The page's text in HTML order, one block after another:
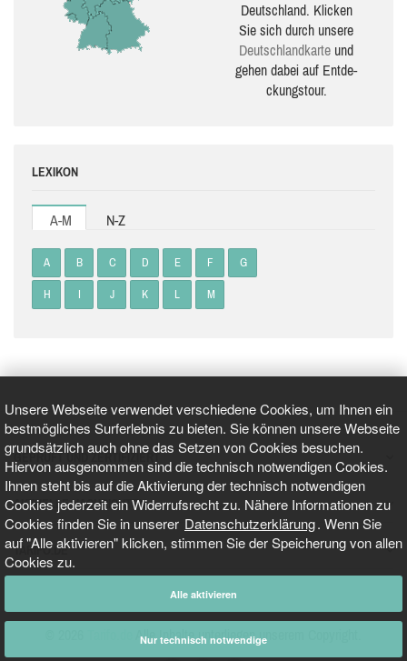
Unsere Webseite verwendet verschiedene Cookies, um Ihnen ein
bestmögliches Surferlebnis zu bieten. Sie können unsere Webseite
grundsätzlich auch ohne das Setzen von Cookies besuchen.
Hiervon ausgenommen sind die technisch notwendigen Cookies.
Ihnen steht bis auf die Aktivierung der technisch notwendigen
Cookies jederzeit ein Widerrufsrecht zu. Nähere Informationen zu
Cookies finden Sie in unserer Datenschutzerklärung. Wenn Sie
auf "Alle aktivieren" klicken, stimmen Sie der Speicherung von allen
Cookies zu.
Alle aktivieren
Nur technisch notwendige
Deutschland. Klicken
Sie sich durch unsere
Deutsch­land­karte und
gehen dabei auf Ent­de­
ckungs­tour.
LEXIKON
A-M N-Z
A B C D E F G
H I J K L M
GEPRÜFT UND ZERTIFIZIERT
AKTUELLE NACHRICHTEN
TARIFO.DE
Alle Inhalte unterliegen unserem Copyright.